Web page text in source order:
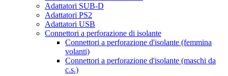
Adattatori SUB-D
Adattatori PS2
Adattatori USB
Connettori a perforazione di isolante
Connettori a perforazione d'isolante (femmina
volanti)
Connettori a perforazione d'isolante (maschi da
c.s.)